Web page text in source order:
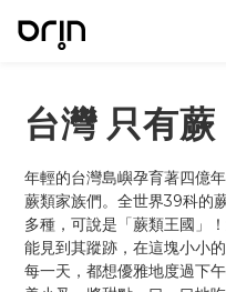
台灣 只有
年輕的台灣島嶼孕育著四億
蕨類家族們。全世界39科的
多種，可說是「蕨類王國」
能見到其蹤跡，在這塊小小
每一天，都想優雅地度過下